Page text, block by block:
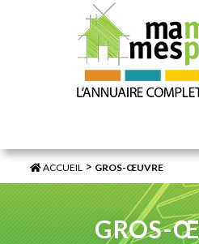
ACCUEIL > GROS-ŒUVRE
GROS-